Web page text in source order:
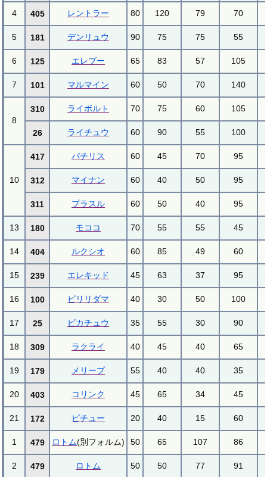
4 405 レントラー 80 120 79 70
5 181 デンリュウ 90 75 75 55
6 125 エレブー 65 83 57 105
7 101 マルマイン 60 50 70 140
8
310 ライボルト 70 75 60 105
26 ライチュウ 60 90 55 100
10
417 パチリス 60 45 70 95
312 マイナン 60 40 50 95
311 プラスル 60 50 40 95
13 180 モココ 70 55 55 45
14 404 ルクシオ 60 85 49 60
15 239 エレキッド 45 63 37 95
16 100 ビリリダマ 40 30 50 100
17 25 ピカチュウ 35 55 30 90
18 309 ラクライ 40 45 40 65
19 179 メリープ 55 40 40 35
20 403 コリンク 45 65 34 45
21 172 ピチュー 20 40 15 60
1 479 ロトム(別フォルム) 50 65 107 86
2 479 ロトム 50 50 77 91